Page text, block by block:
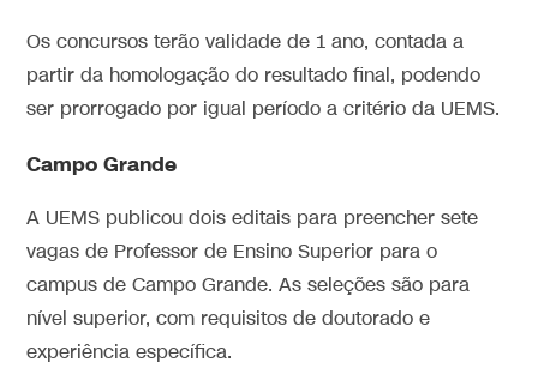
Os concursos terão validade de 1 ano, contada a
partir da homologação do resultado final, podendo
ser prorrogado por igual período a critério da UEMS.
Campo Grande
A UEMS publicou dois editais para preencher sete
vagas de Professor de Ensino Superior para o
campus de Campo Grande. As seleções são para
nível superior, com requisitos de doutorado e
experiência específica.